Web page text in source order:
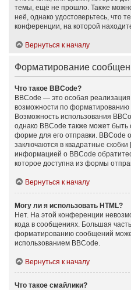
темы, ещё не прошло. Также
неё, однако удостоверьтесь, что
конференции, на которой
Вернуться к началу
Форматирование
Что такое BBCode?
BBCode — это особая
возможности по
Возможность использования
однако BBCode также может
форме для его отправки. BBCode
заключаются в квадратные
информацией о BBCode
которое доступна из формы
Вернуться к началу
Могу ли я использовать HTML?
Нет. На этой конференции
кода в сообщениях. Большая
форматированию сообщений
использованием BBCode.
Вернуться к началу
Что такое смайлики?